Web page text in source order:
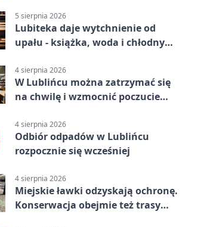
5 sierpnia 2026
Lubiteka daje wytchnienie od
upału - książka, woda i chłodny
4 sierpnia 2026
W Lublińcu można zatrzymać się
na chwilę i wzmocnić poczucie
4 sierpnia 2026
Odbiór odpadów w Lublińcu
rozpocznie się wcześniej
4 sierpnia 2026
Miejskie ławki odzyskają ochronę.
Konserwacja obejmie też trasy